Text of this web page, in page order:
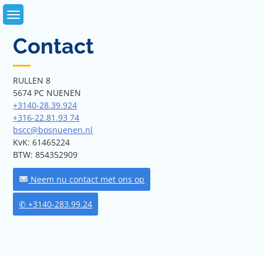
Skip
Contact
RULLEN 8
5674 PC NUENEN
+3140-28.39.924
+316-22.81.93 74
bscc@bosnuenen.nl
KvK: 61465224
BTW: 854352909
Neem nu contact met ons op
✆ +3140-283.99.24